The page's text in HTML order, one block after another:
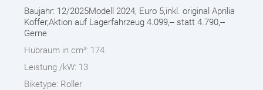
Baujahr: 12/2025Modell 2024, Euro 5,inkl. original Aprilia
Koffer,Aktion auf Lagerfahrzeug 4.099,-- statt 4.790,--
Gerne
Hubraum in cm³: 174
Leistung /kW: 13
Biketype: Roller